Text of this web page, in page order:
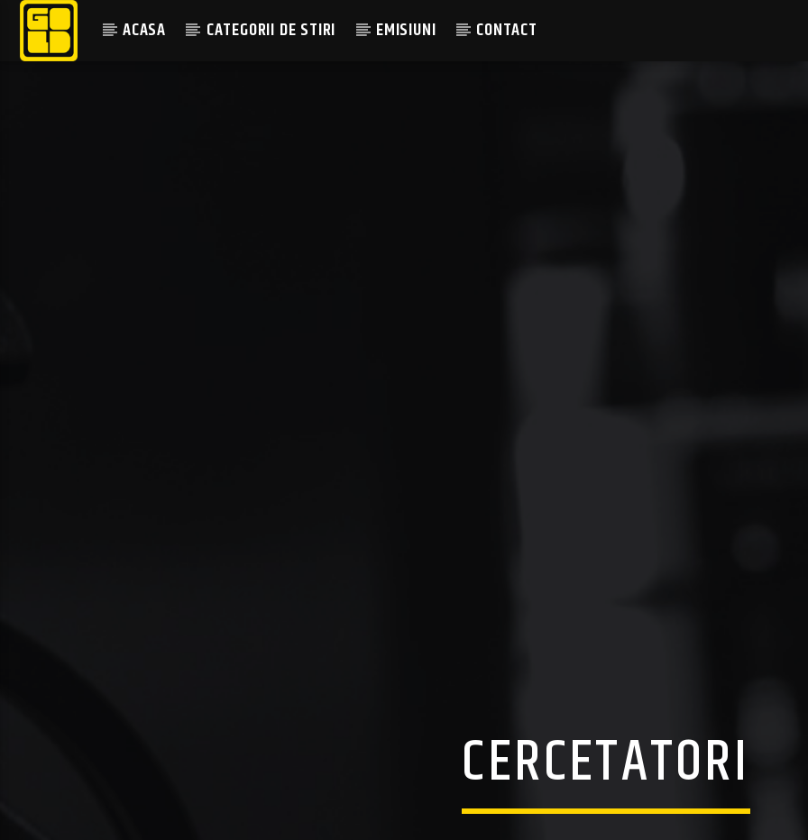
ACASA CATEGORII DE STIRI EMISIUNI CONTACT
CERCETATORI